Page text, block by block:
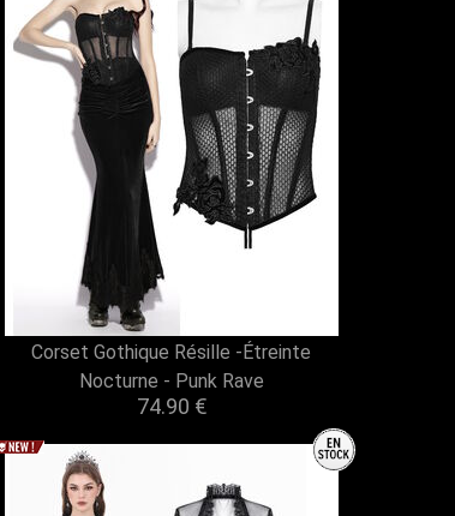
Corset Gothique Résille -Étreinte
Nocturne - Punk Rave
74.90 €